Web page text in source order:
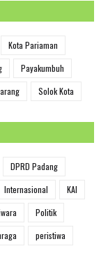
Kota Pariaman
Payakumbuh
Solok Kota
DPRD Padang
Internasional
KAI
Politik
peristiwa